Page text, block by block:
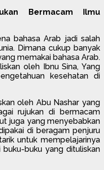
Bermacam Ilmu
bahasa Arab jadi salah
Dimana cukup banyak
memakai bahasa Arab.
oleh Ibnu Sina, Yang
kesehatan di
oleh Abu Nashar yang
rujukan di bermacam
juga yang menyebabkan
di beragam penjuru
untuk mempelajarinya
buku yang dituliskan